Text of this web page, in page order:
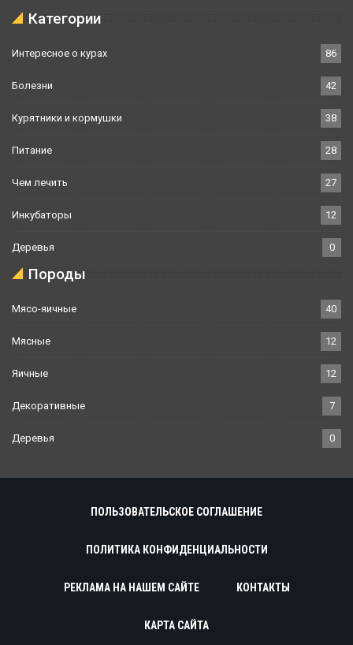
Категории
Интересное о курах 86
Болезни 42
Курятники и кормушки 38
Питание 28
Чем лечить 27
Инкубаторы 12
Деревья 0
Породы
Мясо-яичные 40
Мясные 12
Яичные 12
Декоративные 7
Деревья 0
ПОЛЬЗОВАТЕЛЬСКОЕ СОГЛАШЕНИЕ
ПОЛИТИКА КОНФИДЕНЦИАЛЬНОСТИ
РЕКЛАМА НА НАШЕМ САЙТЕ КОНТАКТЫ
КАРТА САЙТА